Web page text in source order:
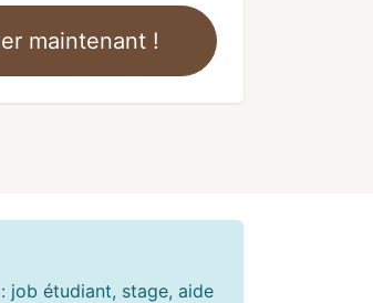
maintenant !
: job étudiant, stage, aide